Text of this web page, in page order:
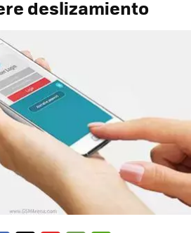
deslizamiento